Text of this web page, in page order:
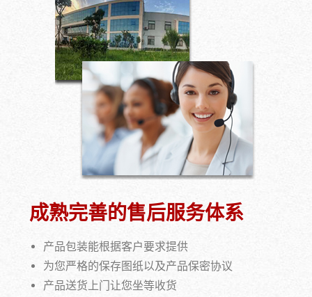
成熟完善的售后服务体系
产品包装能根据客户要求提供
为您严格的保存图纸以及产品保密协议
产品送货上门让您坐等收货